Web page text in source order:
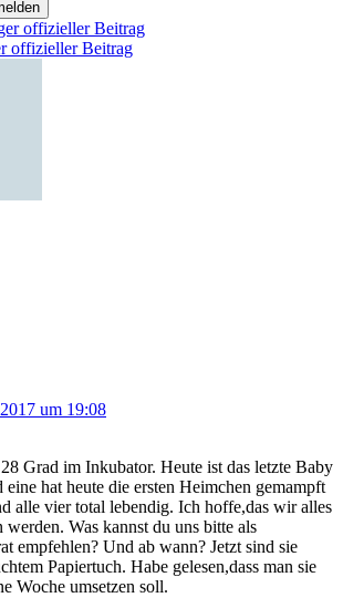
offizieller Beitrag
offizieller Beitrag
um 19:08
Grad im Inkubator. Heute ist das letzte Baby
eine hat heute die ersten Heimchen gemampft
alle vier total lebendig. Ich hoffe,das wir alles
werden. Was kannst du uns bitte als
empfehlen? Und ab wann? Jetzt sind sie
Papiertuch. Habe gelesen,dass man sie
Woche umsetzen soll.